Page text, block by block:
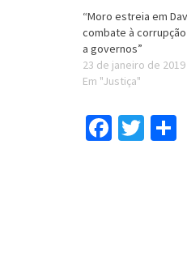
“Moro estreia em
combate à
a governos”
23 de janeiro de 2019
Em "Justiça"